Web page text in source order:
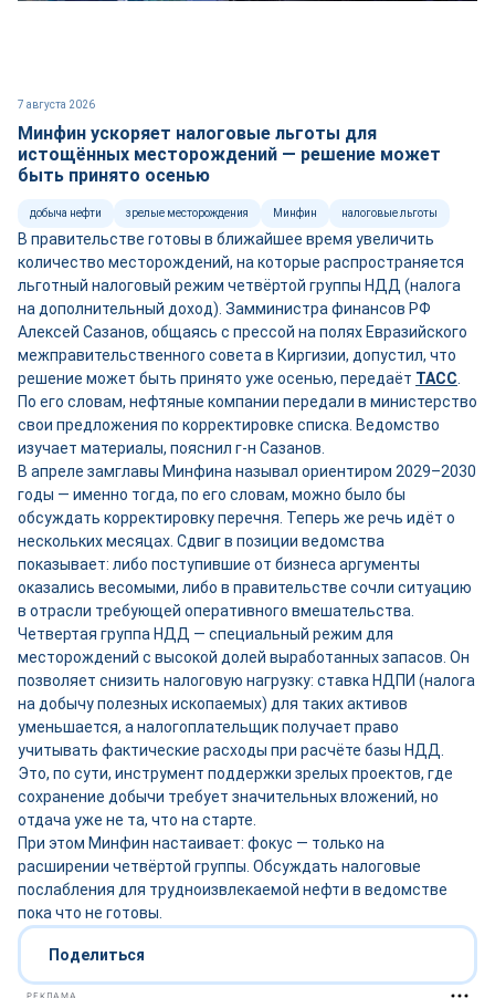
7 августа 2026
Минфин ускоряет налоговые льготы для
истощённых месторождений — решение может
быть принято осенью
добыча нефти зрелые месторождения Минфин налоговые льготы
В правительстве готовы в ближайшее время увеличить
количество месторождений, на которые распространяется
льготный налоговый режим четвёртой группы НДД (налога
на дополнительный доход). Замминистра финансов РФ
Алексей Сазанов, общаясь с прессой на полях Евразийского
межправительственного совета в Киргизии, допустил, что
решение может быть принято уже осенью, передаёт ТАСС
По его словам, нефтяные компании передали в министерство
свои предложения по корректировке списка. Ведомство
изучает материалы, пояснил г-н Сазанов.
В апреле замглавы Минфина называл ориентиром 2029–2030
годы — именно тогда, по его словам, можно было бы
обсуждать корректировку перечня. Теперь же речь идёт о
нескольких месяцах. Сдвиг в позиции ведомства
показывает: либо поступившие от бизнеса аргументы
оказались весомыми, либо в правительстве сочли ситуацию
в отрасли требующей оперативного вмешательства.
Четвертая группа НДД — специальный режим для
месторождений с высокой долей выработанных запасов. Он
позволяет снизить налоговую нагрузку: ставка НДПИ (налога
на добычу полезных ископаемых) для таких активов
уменьшается, а налогоплательщик получает право
учитывать фактические расходы при расчёте базы НДД.
Это, по сути, инструмент поддержки зрелых проектов, где
сохранение добычи требует значительных вложений, но
отдача уже не та, что на старте.
При этом Минфин настаивает: фокус — только на
расширении четвёртой группы. Обсуждать налоговые
послабления для трудноизвлекаемой нефти в ведомстве
пока что не готовы.
Поделиться
РЕКЛАМА